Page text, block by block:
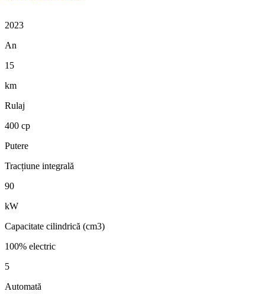
2023
An
15
km
Rulaj
400 cp
Putere
Tracțiune integrală
90
kW
Capacitate cilindrică (cm3)
100% electric
5
Automată